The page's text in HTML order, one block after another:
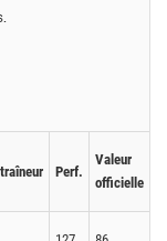
Perf.
Valeur
officielle